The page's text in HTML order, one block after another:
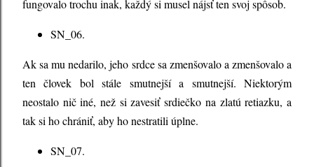
fungovalo trochu inak, každý si musel nájsť ten svoj spôsob.
SN_06.
Ak sa mu nedarilo, jeho srdce sa zmenšovalo a zmenšovalo a
ten človek bol stále smutnejší a smutnejší. Niektorým
neostalo nič iné, než si zavesiť srdiečko na zlatú retiazku, a
tak si ho chrániť, aby ho nestratili úplne.
SN_07.